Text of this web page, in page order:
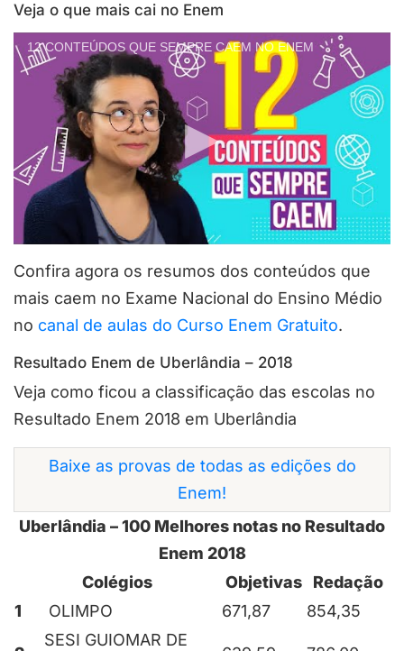
Veja o que mais cai no Enem
12 CONTEÚDOS QUE SEMPRE CAEM NO ENEM
Confira agora os resumos dos conteúdos que
mais caem no Exame Nacional do Ensino Médio
no canal de aulas do Curso Enem Gratuito.
Resultado Enem de Uberlândia – 2018
Veja como ficou a classificação das escolas no
Resultado Enem 2018 em Uberlândia
Baixe as provas de todas as edições do
Enem!
Uberlândia – 100 Melhores notas no Resultado
Enem 2018
Colégios
Objetivas
Redação
1
OLIMPO 671,87 854,35
SESI GUIOMAR DE